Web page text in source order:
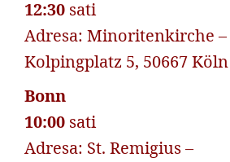
12:30 sati
Adresa: Minoritenkirche –
Kolpingplatz 5, 50667 Köln
Bonn
10:00 sati
Adresa: St. Remigius –